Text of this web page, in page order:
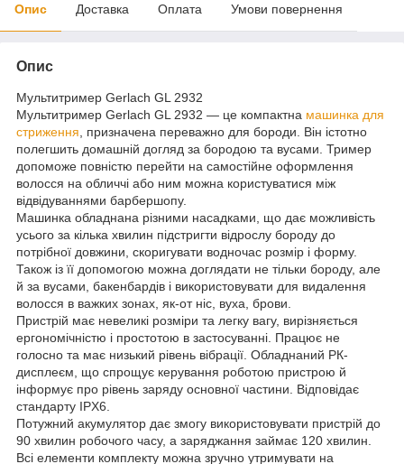
Опис Доставка Оплата Умови повернення
Опис
Мультитример Gerlach GL 2932
Мультитример Gerlach GL 2932 — це компактна машинка для
стриження , призначена переважно для бороди. Він істотно
полегшить домашній догляд за бородою та вусами. Тример
допоможе повністю перейти на самостійне оформлення
волосся на обличчі або ним можна користуватися між
відвідуваннями барбершопу.
Машинка обладнана різними насадками, що дає можливість
усього за кілька хвилин підстригти відрослу бороду до
потрібної довжини, скоригувати водночас розмір і форму.
Також із її допомогою можна доглядати не тільки бороду, але
й за вусами, бакенбардів і використовувати для видалення
волосся в важких зонах, як-от ніс, вуха, брови.
Пристрій має невеликі розміри та легку вагу, вирізняється
ергономічністю і простотою в застосуванні. Працює не
голосно та має низький рівень вібрації. Обладнаний РК-
дисплеєм, що спрощує керування роботою пристрою й
інформує про рівень заряду основної частини. Відповідає
стандарту IPX6.
Потужний акумулятор дає змогу використовувати пристрій до
90 хвилин робочого часу, а заряджання займає 120 хвилин.
Всі елементи комплекту можна зручно утримувати на